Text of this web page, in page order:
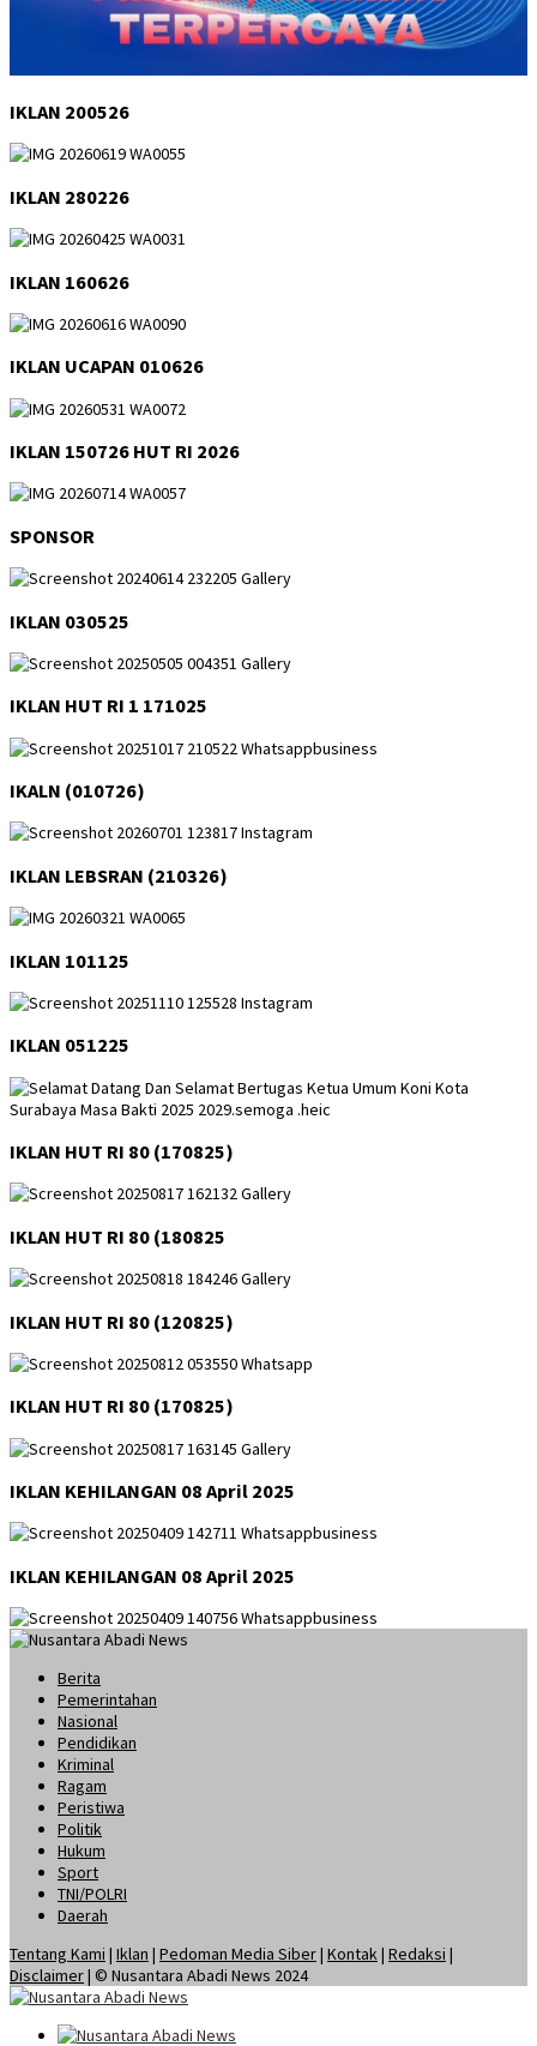
IKLAN 200526
IKLAN 280226
IKLAN 160626
IKLAN UCAPAN 010626
IKLAN 150726 HUT RI 2026
SPONSOR
IKLAN 030525
IKLAN HUT RI 1 171025
IKALN (010726)
IKLAN LEBSRAN (210326)
IKLAN 101125
IKLAN 051225
IKLAN HUT RI 80 (170825)
IKLAN HUT RI 80 (180825
IKLAN HUT RI 80 (120825)
IKLAN HUT RI 80 (170825)
IKLAN KEHILANGAN 08 April 2025
IKLAN KEHILANGAN 08 April 2025
Berita
Pemerintahan
Nasional
Pendidikan
Kriminal
Ragam
Peristiwa
Politik
Hukum
Sport
TNI/POLRI
Daerah
Tentang Kami | Iklan | Pedoman Media Siber| Kontak| Redaksi |
Disclaimer| © Nusantara Abadi News 2024